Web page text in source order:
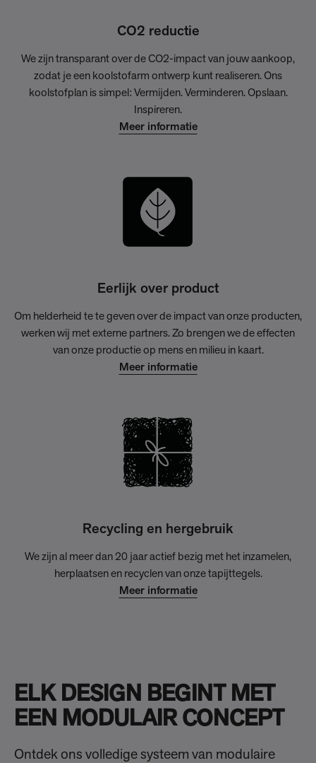
CO2 reductie
We zijn transparant over de CO2-impact van jouw aankoop,
zodat je een koolstofarm ontwerp kunt realiseren. Ons
koolstofplan is simpel: Vermijden. Verminderen. Opslaan.
Inspireren.
Meer informatie
Eerlijk over product
Om helderheid te te geven over de impact van onze producten,
werken wij met externe partners. Zo brengen we de effecten
van onze productie op mens en milieu in kaart.
Meer informatie
Recycling en hergebruik
We zijn al meer dan 20 jaar actief bezig met het inzamelen,
herplaatsen en recyclen van onze tapijttegels.
Meer informatie
ELK DESIGN BEGINT MET
EEN MODULAIR CONCEPT
Ontdek ons volledige systeem van modulaire